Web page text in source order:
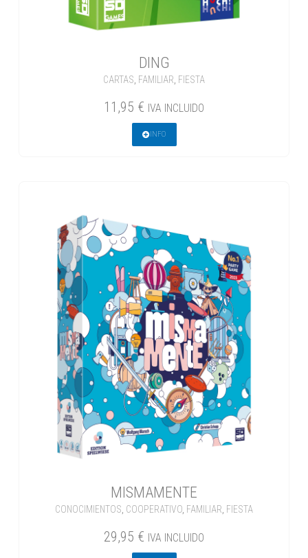
DING
CARTAS FAMILIAR FIESTA
11,95 € IVA INCLUIDO
INFO
MISMAMENTE
CONOCIMIENTOS COOPERATIVO FAMILIAR FIESTA
29,95 € IVA INCLUIDO